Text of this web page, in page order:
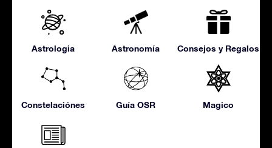
Astrologia Astronomía Consejos y Regalos
Constelaciónes Guía OSR Magico